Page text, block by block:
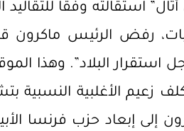
استقالته وفقًا للتقاليد
رفض الرئيس ماكرون
استقرار البلاد”. وهذا
الأغلبية النسبية
إلى إبعاد حزب فرنسا